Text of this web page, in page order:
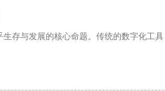
存与发展的核心命题。传统的数字化工